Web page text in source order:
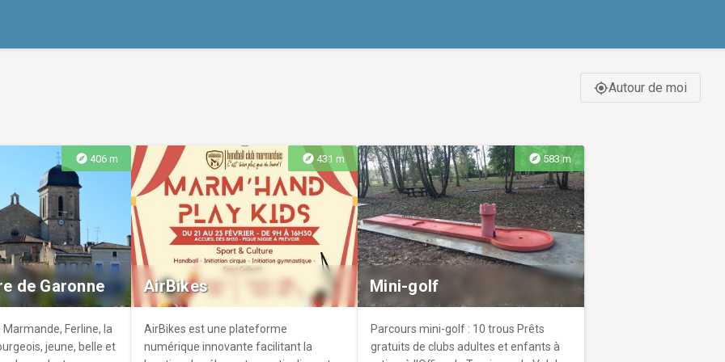
gps_fixedAutour de moi
explore 406 m
de Garonne
Ferline, la
jeune, belle et
explore 431 m
AirBikes
AirBikes est une plateforme
numérique innovante facilitant la
explore583 m
Mini-golf
Parcours mini-golf : 10 trous Prêts
gratuits de clubs adultes et enfants à